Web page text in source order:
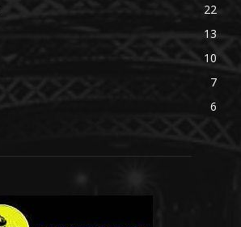
22
13
10
7
6